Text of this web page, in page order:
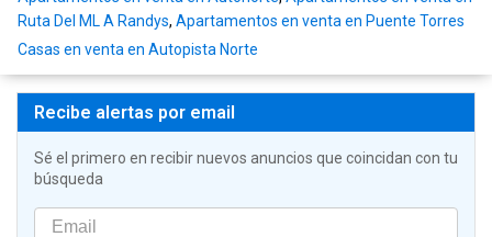
Ruta Del ML A Randys, Apartamentos en venta en Puente Torres
Casas en venta en Autopista Norte
Recibe alertas por email
Sé el primero en recibir nuevos anuncios que coincidan con tu
búsqueda